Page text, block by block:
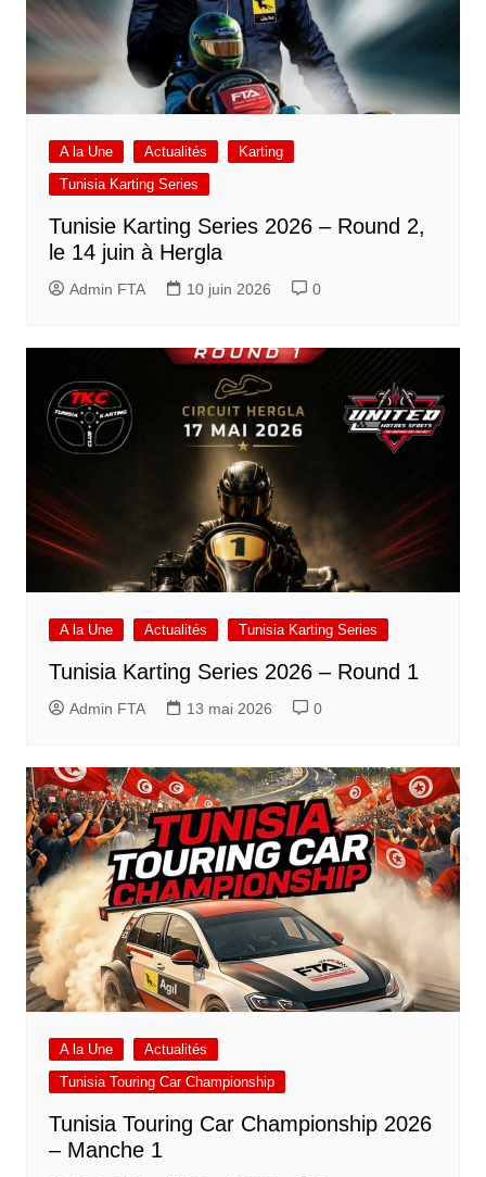
A la Une Actualités
Karting
Tunisia Karting Series
Tunisie Karting Series 2026 – Round 2,
le 14 juin à Hergla
Admin FTA 10 juin 2026 0
A la Une Actualités Tunisia Karting Series
Tunisia Karting Series 2026 – Round 1
Admin FTA 13 mai 2026 0
A la Une
Actualités
Tunisia Touring Car Championship
Tunisia Touring Car Championship 2026
– Manche 1